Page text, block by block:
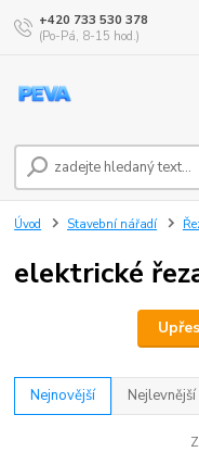
+420 733 530 378
(Po-Pá, 8-15 hod.)
Úvod Stavební nářadí
elektrické
Nejnovější Nejlevnější